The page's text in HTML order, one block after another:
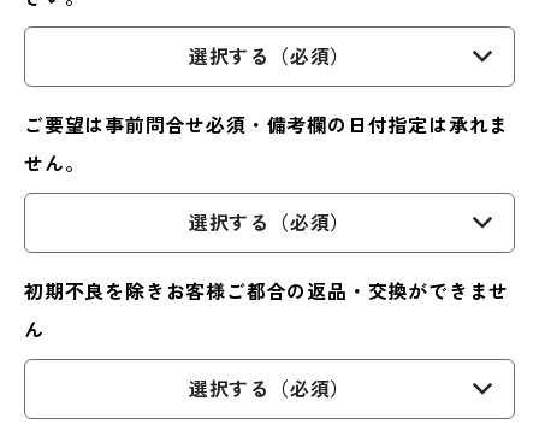
選択する（必須）
ご要望は事前問合せ必須・備考欄の日付指定は承れま
せん。
選択する（必須）
初期不良を除きお客様ご都合の返品・交換ができませ
ん
選択する（必須）